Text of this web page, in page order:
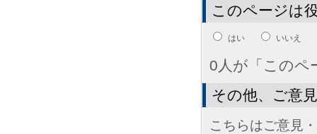
このページは
はい いいえ
0人が「このペ
その他、ご意
こちらはご意見